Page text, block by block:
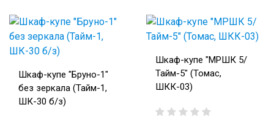
Шкаф-купе "Бруно-1"
без зеркала (Тайм-1,
ШК-30 б/з)
Шкаф-купе "МРШК 5/
Тайм-5" (Томас,
ШКК-03)